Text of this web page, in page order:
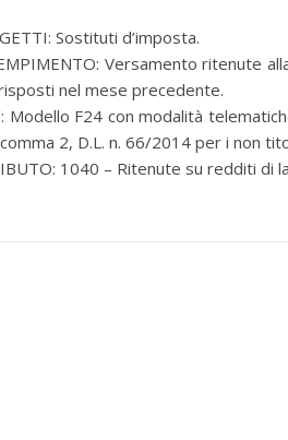
Sostituti d’imposta.
Versamento ritenute
nel mese precedente.
Modello F24 con modalità
2, D.L. n. 66/2014 per i non
1040 – Ritenute su redditi di